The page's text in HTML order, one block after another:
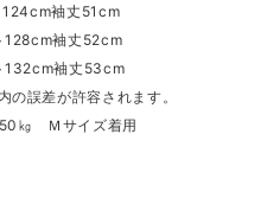
袖丈51cm
128cm袖丈52cm
132cm袖丈53cm
誤差が許容されます。
㎏ Ｍサイズ着用